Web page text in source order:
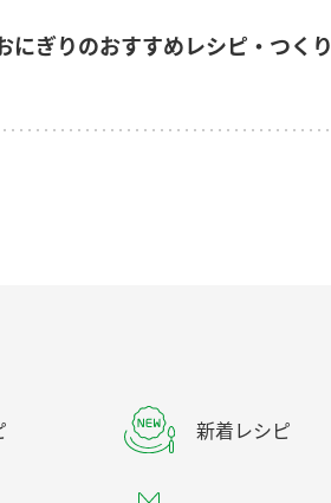
にぎりのおすすめレシピ・つく
新着レシピ